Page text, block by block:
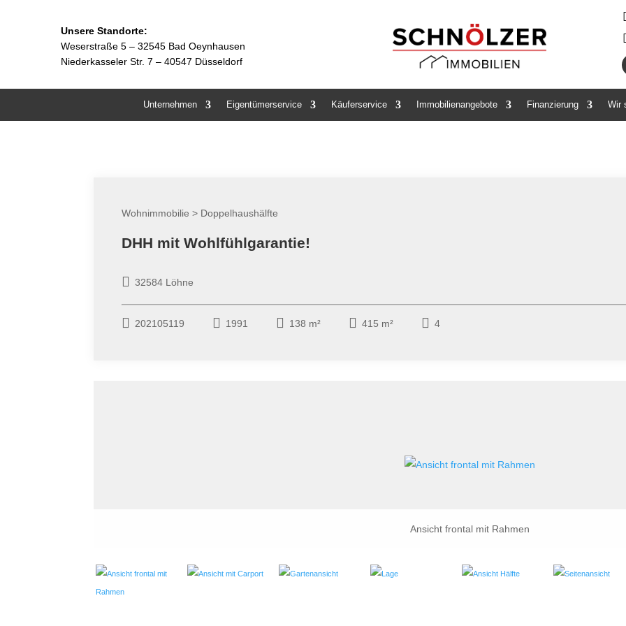
Unsere Standorte:
Weserstraße 5 – 32545 Bad Oeynhausen
Niederkasseler Str. 7 – 40547 Düsseldorf
Unternehmen Eigentümerservice Käuferservice Immobilienangebote Finanzierung Wir
Wohnimmobilie > Doppelhaushälfte
DHH mit Wohlfühlgarantie!
32584 Löhne
202105119 1991 138 m² 415 m² 4
Ansicht frontal mit Rahmen